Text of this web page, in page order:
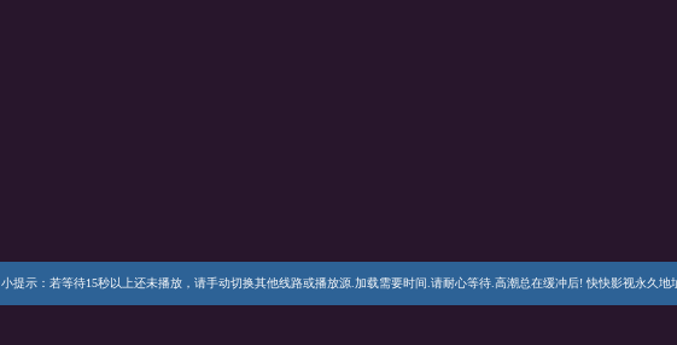
小提示：若等待15秒以上还未播放，请手动切换其他线路或播放源.加载需要时间.请耐心等待.高潮总在缓冲后! 快快影视永久地